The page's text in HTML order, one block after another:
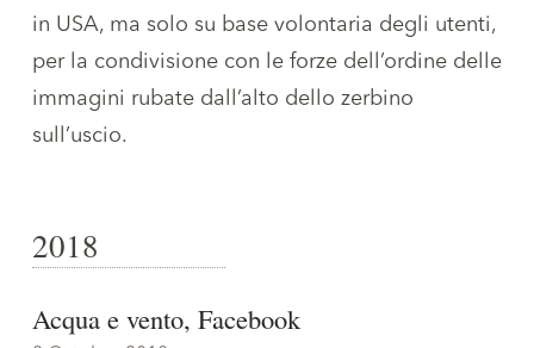
in USA, ma solo su base volontaria degli utenti,
per la condivisione con le forze dell’ordine delle
immagini rubate dall’alto dello zerbino
sull’uscio.
2018
Acqua e vento, Facebook